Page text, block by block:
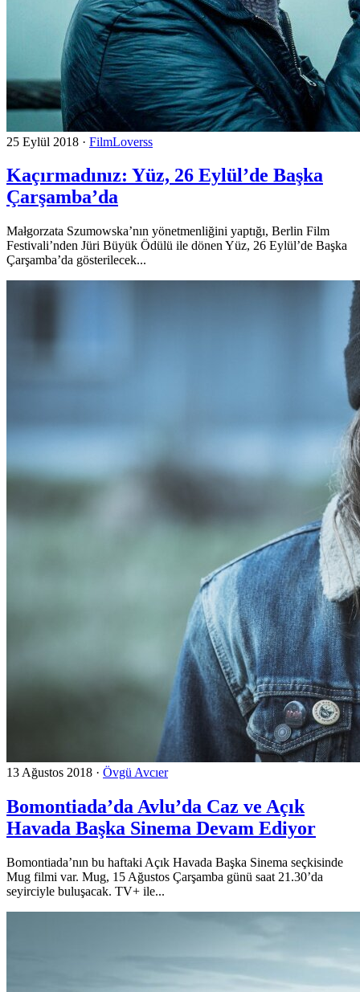
25 Eylül 2018 · FilmLoverss
Kaçırmadınız: Yüz, 26 Eylül’de Başka
Çarşamba’da
Małgorzata Szumowska’nın yönetmenliğini yaptığı, Berlin Film
Festivali’nden Jüri Büyük Ödülü ile dönen Yüz, 26 Eylül’de Başka
Çarşamba’da gösterilecek...
13 Ağustos 2018 · Övgü Avcıer
Bomontiada’da Avlu’da Caz ve Açık
Havada Başka Sinema Devam Ediyor
Bomontiada’nın bu haftaki Açık Havada Başka Sinema seçkisinde
Mug filmi var. Mug, 15 Ağustos Çarşamba günü saat 21.30’da
seyirciyle buluşacak. TV+ ile...